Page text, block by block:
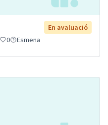
En avaluació
0 Esmena